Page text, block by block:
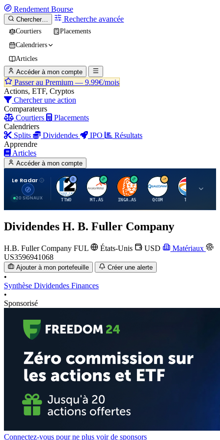
Rendement Bourse
Chercher… Recherche avancée
Courtiers
Placements
Calendriers
Articles
Accéder à mon compte
Passer au Premium — 9.99€/mois
Actions, ETF, Cryptos
Chercher une action
Comparateurs
Courtiers
Placements
Calendriers
Splits
Dividendes IPO
Résultats
Apprendre
Articles
Accéder à mon compte
Le Radar
20 SIGNAUX
T
TTWO
A
MT.AS
I
INGA.AS
Q
QCOM
T
TTE
Dividendes H. B. Fuller Company
H.B. Fuller Company FUL États-Unis USD
Matériaux
US3596941068
Ajouter à mon portefeuille Créer une alerte
•
Synthèse Dividendes Finances
•
Sponsorisé
Connectez-vous pour ne plus voir de sponsors